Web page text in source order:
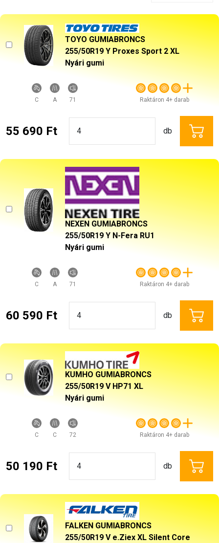
TOYO GUMIABRONCS
255/50R19 Y Proxes Sport 2 XL
Nyári gumi
C A 71 Raktáron 4+ darab
55 690 Ft db
NEXEN GUMIABRONCS
255/50R19 Y N-Fera RU1
Nyári gumi
C A 71 Raktáron 4+ darab
60 590 Ft db
KUMHO GUMIABRONCS
255/50R19 V HP71 XL
Nyári gumi
C C 72 Raktáron 4+ darab
50 190 Ft db
FALKEN GUMIABRONCS
255/50R19 V e.Ziex XL Silent Core